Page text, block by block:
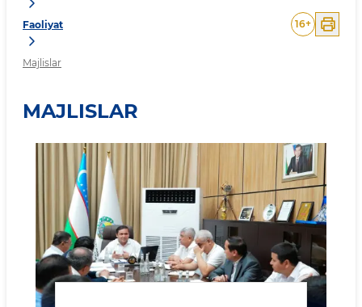
Faoliyat
Majlislar
16+
MAJLISLAR